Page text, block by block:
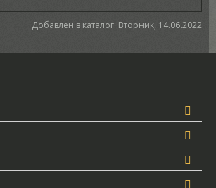
Добавлен в каталог: Вторник, 14.06.2022